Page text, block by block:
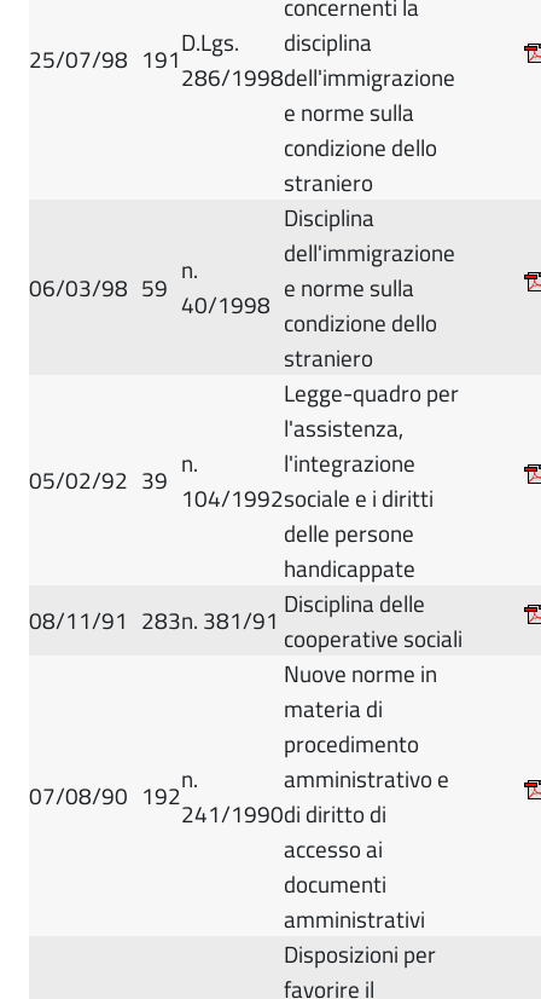
25/07/98 191D.Lgs.
286/1998
disciplina
dell'immigrazione
e norme sulla
condizione dello
straniero
06/03/98 59
n.
40/1998
Disciplina
dell'immigrazione
e norme sulla
condizione dello
straniero
05/02/92 39 n.
104/1992
Legge-quadro per
l'assistenza,
l'integrazione
sociale e i diritti
delle persone
handicappate
08/11/91 283n. 381/91 Disciplina delle
cooperative sociali
07/08/90 192n.
241/1990
Nuove norme in
materia di
procedimento
amministrativo e
di diritto di
accesso ai
documenti
amministrativi
Disposizioni per
favorire il